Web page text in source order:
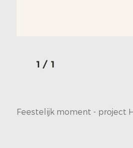
1 / 1
Feestelijk moment - project